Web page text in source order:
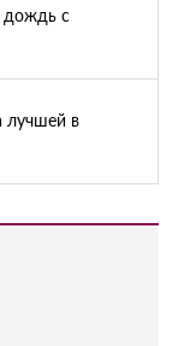
дождь с
лучшей в